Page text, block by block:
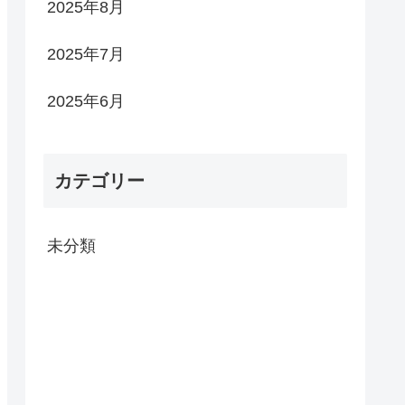
2025年8月
2025年7月
2025年6月
カテゴリー
未分類